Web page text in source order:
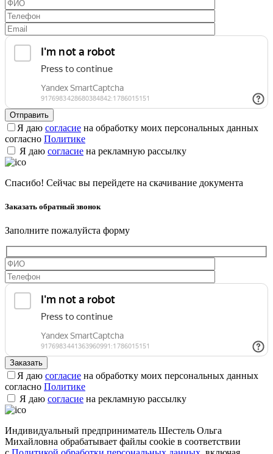
Я даю согласие на обработку моих персональных данных
согласно Политике
Я даю согласие на рекламную рассылку
Спасибо! Сейчас вы перейдете на скачивание документа
Заказать обратный звонок
Заполните пожалуйста форму
Я даю согласие на обработку моих персональных данных
согласно Политике
Я даю согласие на рекламную рассылку
Индивидуальный предприниматель Шестель Ольга
Михайловна обрабатывает файлы cookie в соответствии